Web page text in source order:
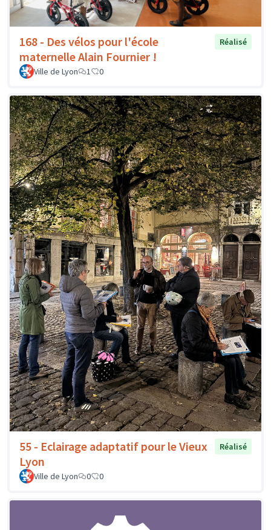
168 - Des vélos pour l'école
maternelle Alain Fournier !
Réalisé
Ville de Lyon 1 0
55 - Eclairage adaptatif pour le Vieux
Lyon
Réalisé
Ville de Lyon 0 0